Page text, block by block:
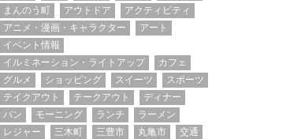
まんのう町
アウトドア
アクティビティ
アニメ・漫画・キャラクター
アート
イベント情報
イルミネーション・ライトアップ
カフェ
グルメ
ショッピング スイーツ
スポーツ
テイクアウト
テークアウト
ディナー
パン
モーニング ランチ
ラーメン
レジャー
三木町 三豊市 丸亀市
交通